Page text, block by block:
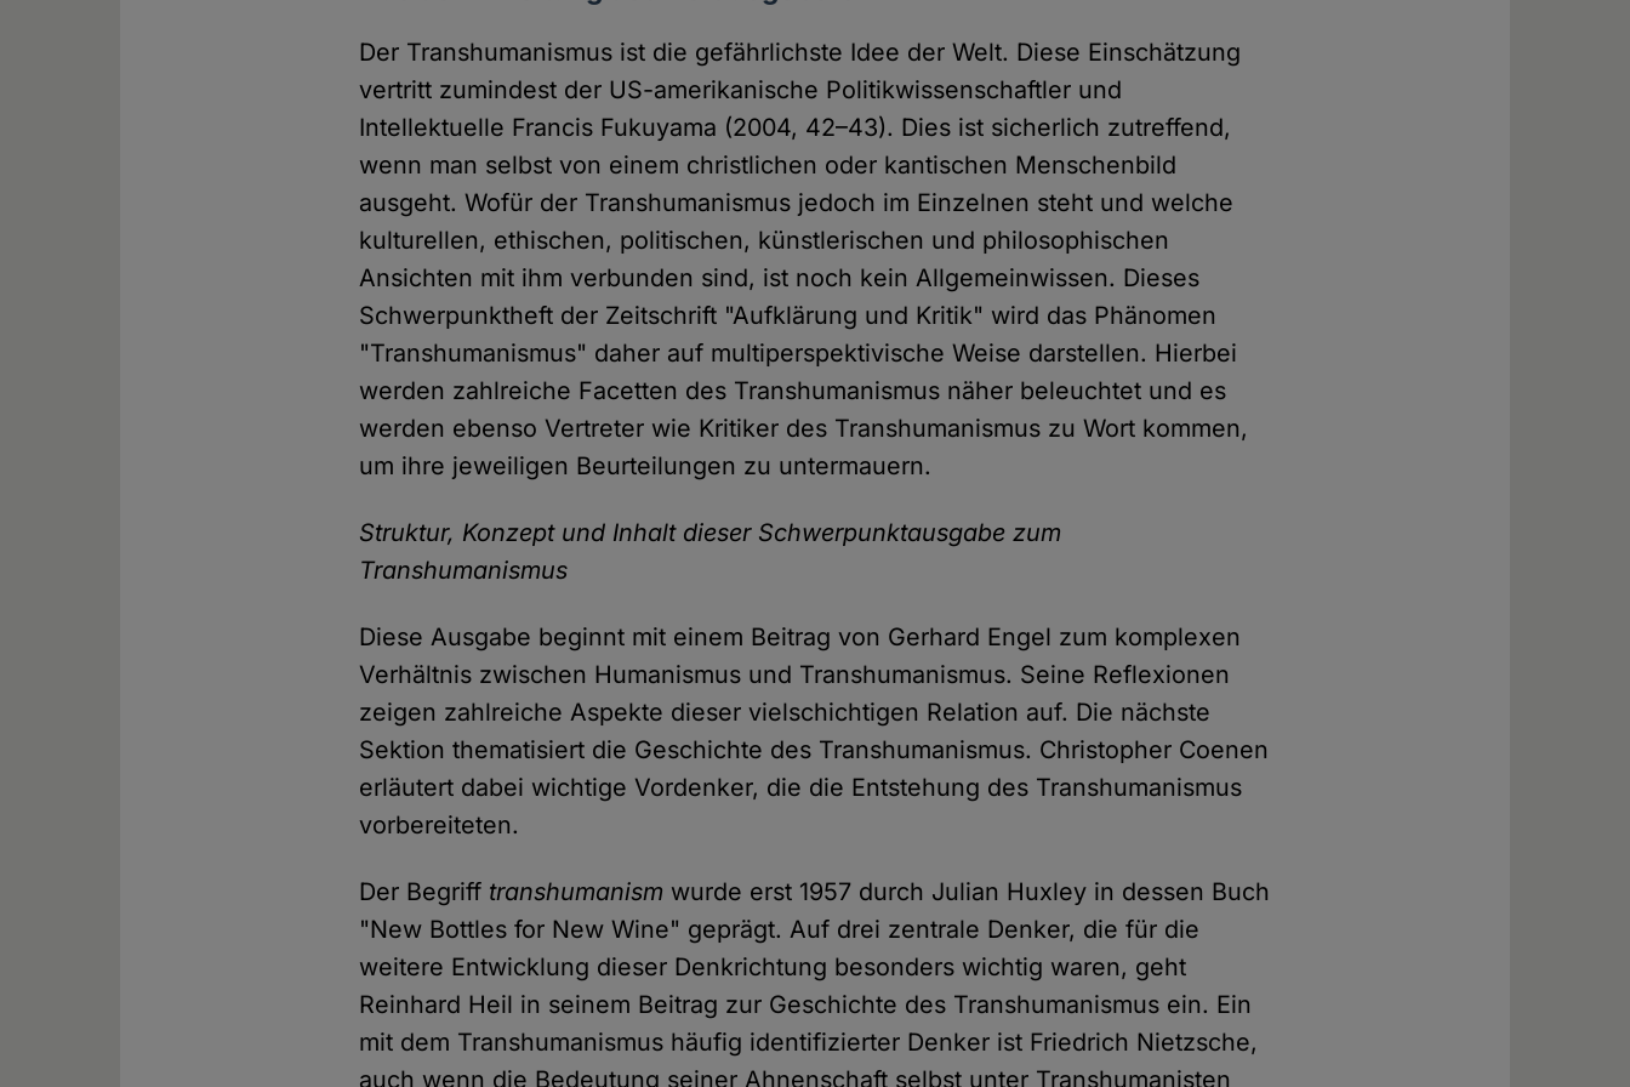
Der Transhumanismus ist die gefährlichste Idee der Welt. Diese Einschätzung
vertritt zumindest der US-amerikanische Politikwissenschaftler und
Intellektuelle Francis Fukuyama (2004, 42–43). Dies ist sicherlich zutreffend,
wenn man selbst von einem christlichen oder kantischen Menschenbild
ausgeht. Wofür der Transhumanismus jedoch im Einzelnen steht und welche
kulturellen, ethischen, politischen, künstlerischen und philosophischen
Ansichten mit ihm verbunden sind, ist noch kein Allgemeinwissen. Dieses
Schwerpunktheft der Zeitschrift "Aufklärung und Kritik" wird das Phänomen
"Transhumanismus" daher auf multiperspektivische Weise darstellen. Hierbei
werden zahlreiche Facetten des Transhumanismus näher beleuchtet und es
werden ebenso Vertreter wie Kritiker des Transhumanismus zu Wort kommen,
um ihre jeweiligen Beurteilungen zu untermauern.
Struktur, Konzept und Inhalt dieser Schwerpunktausgabe zum
Transhumanismus
Diese Ausgabe beginnt mit einem Beitrag von Gerhard Engel zum komplexen
Verhältnis zwischen Humanismus und Transhumanismus. Seine Reflexionen
zeigen zahlreiche Aspekte dieser vielschichtigen Relation auf. Die nächste
Sektion thematisiert die Geschichte des Transhumanismus. Christopher Coenen
erläutert dabei wichtige Vordenker, die die Entstehung des Transhumanismus
vorbereiteten.
Der Begriff transhumanism wurde erst 1957 durch Julian Huxley in dessen Buch
"New Bottles for New Wine" geprägt. Auf drei zentrale Denker, die für die
weitere Entwicklung dieser Denkrichtung besonders wichtig waren, geht
Reinhard Heil in seinem Beitrag zur Geschichte des Transhumanismus ein. Ein
mit dem Transhumanismus häufig identifizierter Denker ist Friedrich Nietzsche,
auch wenn die Bedeutung seiner Ahnenschaft selbst unter Transhumanisten